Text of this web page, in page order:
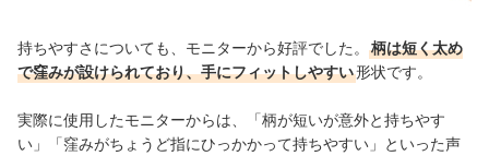
持ちやすさについても、モニターから好評でした。
柄は短く太め
で窪みが設けられており、手にフィットしやすい形状です。
実際に使用したモニターからは、「柄が短いが意外と持ちやす
い」「窪みがちょうど指にひっかかって持ちやすい」といった声